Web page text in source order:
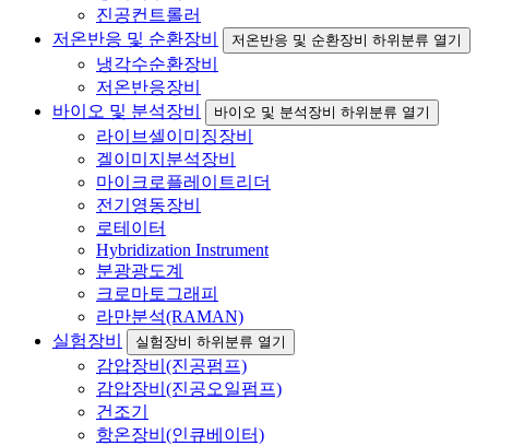
진공컨트롤러
저온반응 및 순환장비
저온반응 및 순환장비 하위분류 열기
냉각수순환장비
저온반응장비
바이오 및 분석장비
바이오 및 분석장비 하위분류 열기
라이브셀이미징장비
겔이미지분석장비
마이크로플레이트리더
전기영동장비
로테이터
Hybridization Instrument
분광광도계
크로마토그래피
라만분석(RAMAN)
실험장비
실험장비 하위분류 열기
감압장비(진공펌프)
감압장비(진공오일펌프)
건조기
항온장비(인큐베이터)